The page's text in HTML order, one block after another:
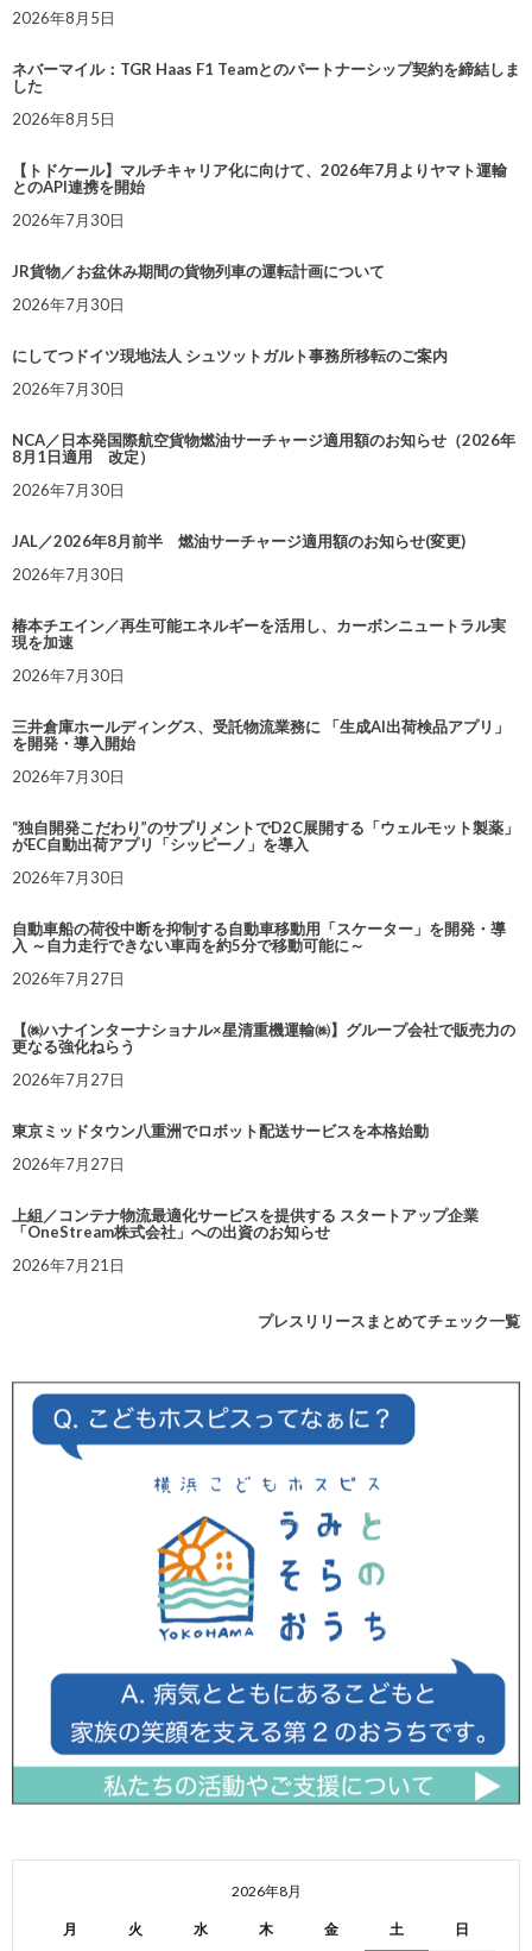
2026年8月5日
ネバーマイル：TGR Haas F1 Teamとのパートナーシップ契約を締結しま
した
2026年8月5日
【トドケール】マルチキャリア化に向けて、2026年7月よりヤマト運輸
とのAPI連携を開始
2026年7月30日
JR貨物／お盆休み期間の貨物列車の運転計画について
2026年7月30日
にしてつドイツ現地法人 シュツットガルト事務所移転のご案内
2026年7月30日
NCA／日本発国際航空貨物燃油サーチャージ適用額のお知らせ（2026年
8月1日適用 改定）
2026年7月30日
JAL／2026年8月前半 燃油サーチャージ適用額のお知らせ(変更)
2026年7月30日
椿本チエイン／再生可能エネルギーを活用し、カーボンニュートラル実
現を加速
2026年7月30日
三井倉庫ホールディングス、受託物流業務に 「生成AI出荷検品アプリ」
を開発・導入開始
2026年7月30日
“独自開発こだわり”のサプリメントでD2C展開する「ウェルモット製薬」
がEC自動出荷アプリ「シッピーノ」を導入
2026年7月30日
自動車船の荷役中断を抑制する自動車移動用「スケーター」を開発・導
入 ～自力走行できない車両を約5分で移動可能に～
2026年7月27日
【㈱ハナインターナショナル×星清重機運輸㈱】グループ会社で販売力の
更なる強化ねらう
2026年7月27日
東京ミッドタウン八重洲でロボット配送サービスを本格始動
2026年7月27日
上組／コンテナ物流最適化サービスを提供する スタートアップ企業
「OneStream株式会社」への出資のお知らせ
2026年7月21日
プレスリリースまとめてチェック一覧
2026年8月
月 火 水 木 金 土 日